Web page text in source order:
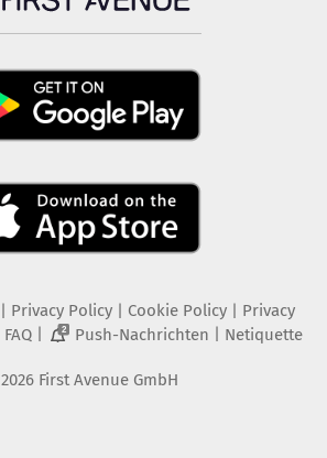
Privacy Policy| Cookie Policy| Privacy
FAQ| 2 Push-Nachrichten Netiquette
2026 First Avenue GmbH